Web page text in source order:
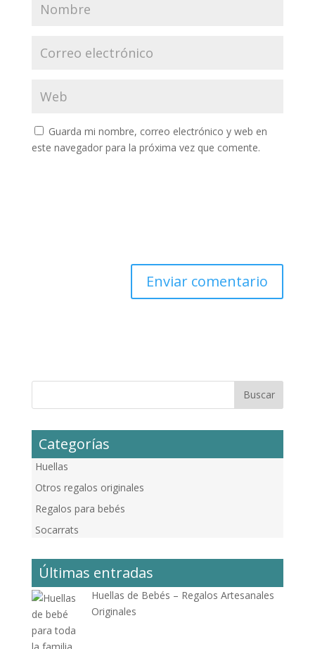
Guarda mi nombre, correo electrónico y web en
este navegador para la próxima vez que comente.
Categorías
Huellas
Otros regalos originales
Regalos para bebés
Socarrats
Últimas entradas
Huellas de Bebés – Regalos Artesanales
Originales